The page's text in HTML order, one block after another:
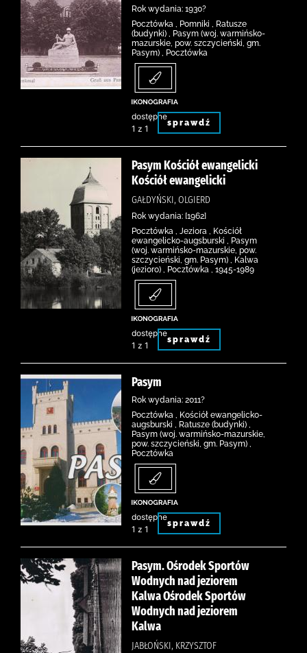
Rok wydania: 1930?
Pocztówka , Pomniki , Ratusze
(budynki) , Pasym (woj. warmińsko-
mazurskie, pow. szczycieński, gm.
Pasym) , Pocztówka
dostępne
1 z 1
sprawdź
Pasym Kościół ewangelicki
Kościół ewangelicki
GAŁDYŃSKI, OLGIERD
Rok wydania: [1962]
Pocztówka , Jeziora , Kościół
ewangelicko-augsburski , Pasym
(woj. warmińsko-mazurskie, pow.
szczycieński, gm. Pasym) , Kalwa
(jezioro) , Pocztówka , 1945-1989
dostępne
1 z 1
sprawdź
Pasym
Rok wydania: 2011?
Pocztówka , Kościół ewangelicko-
augsburski , Ratusze (budynki) ,
Pasym (woj. warmińsko-mazurskie,
pow. szczycieński, gm. Pasym) ,
Pocztówka
dostępne
1 z 1
sprawdź
Pasym. Ośrodek Sportów
Wodnych nad jeziorem
Kalwa Ośrodek Sportów
Wodnych nad jeziorem
Kalwa
JABŁOŃSKI, KRZYSZTOF